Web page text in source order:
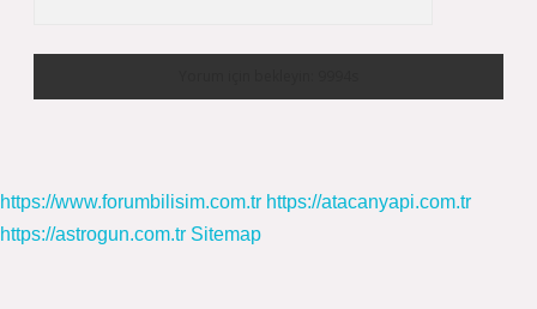
https://www.forumbilisim.com.tr https://atacanyapi.com.tr
https://astrogun.com.tr Sitemap